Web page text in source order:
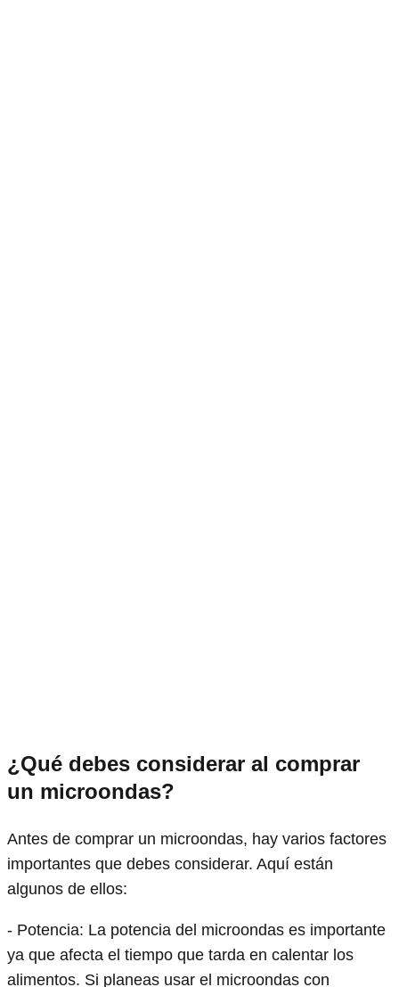
¿Qué debes considerar al comprar
un microondas?
Antes de comprar un microondas, hay varios factores
importantes que debes considerar. Aquí están
algunos de ellos:
- Potencia: La potencia del microondas es importante
ya que afecta el tiempo que tarda en calentar los
alimentos. Si planeas usar el microondas con